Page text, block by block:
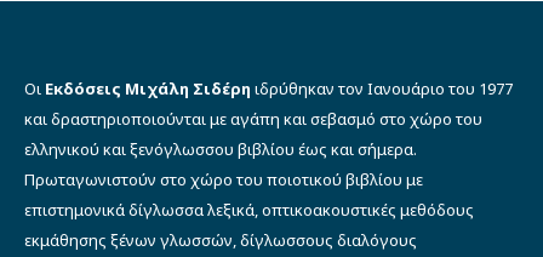
Οι Εκδόσεις Μιχάλη Σιδέρη ιδρύθηκαν τον Ιανουάριο του 1977
και δραστηριοποιούνται με αγάπη και σεβασμό στο χώρο του
ελληνικού και ξενόγλωσσου βιβλίου έως και σήμερα.
Πρωταγωνιστούν στο χώρο του ποιοτικού βιβλίου με
επιστημονικά δίγλωσσα λεξικά, οπτικοακουστικές μεθόδους
εκμάθησης ξένων γλωσσών, δίγλωσσους διαλόγους